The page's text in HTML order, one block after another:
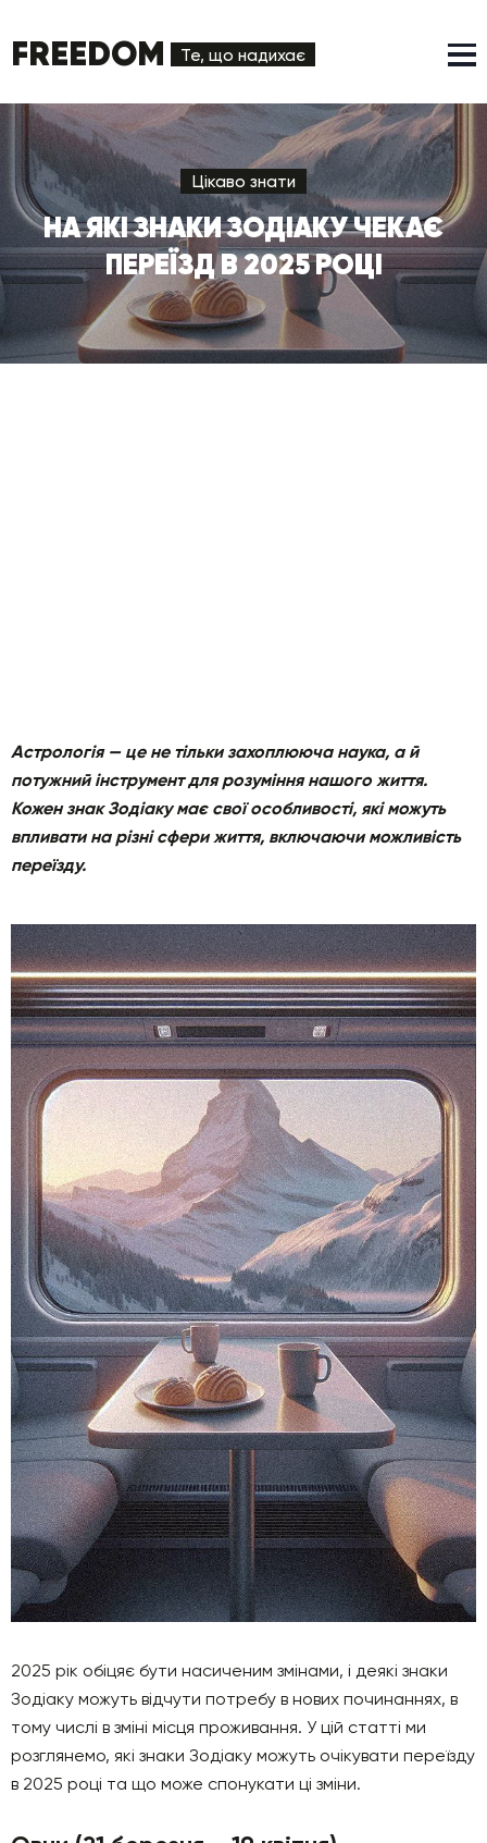
FREEDOM Те, що надихає
Цікаво знати
НА ЯКІ ЗНАКИ ЗОДІАКУ ЧЕКАЄ
ПЕРЕЇЗД В 2025 РОЦІ
Астрологія — це не тільки захоплююча наука, а й
потужний інструмент для розуміння нашого життя.
Кожен знак Зодіаку має свої особливості, які можуть
впливати на різні сфери життя, включаючи можливість
переїзду.
2025 рік обіцяє бути насиченим змінами, і деякі знаки
Зодіаку можуть відчути потребу в нових починаннях, в
тому числі в зміні місця проживання. У цій статті ми
розглянемо, які знаки Зодіаку можуть очікувати переїзду
в 2025 році та що може спонукати ці зміни.